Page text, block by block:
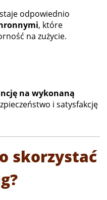
odpowiednio
, które
na zużycie.
na wykonaną
i satysfakcję
skorzystać